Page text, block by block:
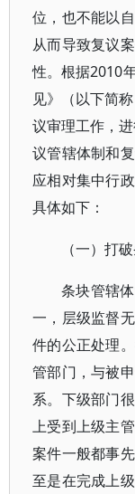
位，也不能以
从而导致复议
性。根据2010
见》（以下简
议审理工作，
议管辖体制和
应相对集中行
具体如下：
（一）打
条块管辖
一，层级监督
件的公正处理
管部门，与被
系。下级部门
上受到上级主
案件一般都事
至是在完成上